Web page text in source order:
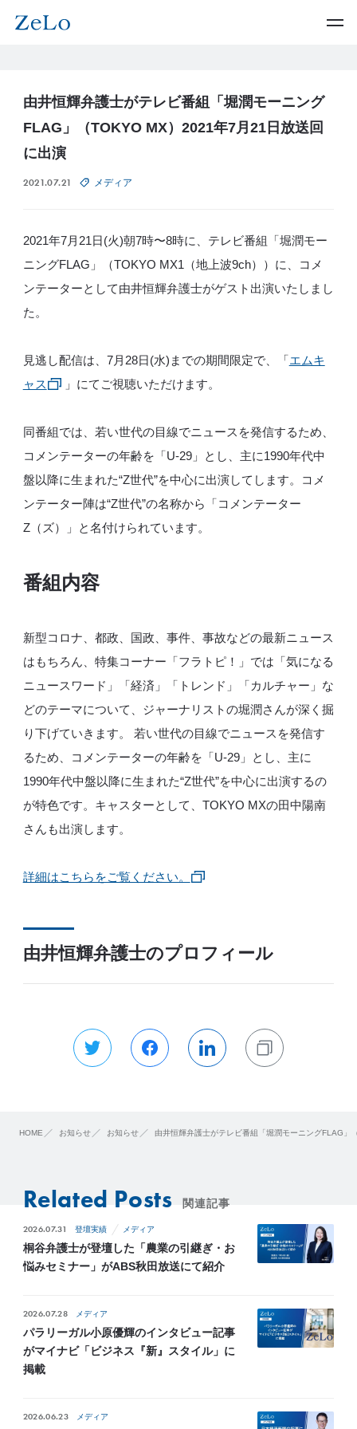
由井恒輝弁護士がテレビ番組「堀潤モーニング
FLAG」（TOKYO MX）2021年7月21日放送回
に出演
2021.07.21 メディア
2021年7月21日(火)朝7時〜8時に、テレビ番組「堀潤モー
ニングFLAG」（TOKYO MX1（地上波9ch） ）に、
コメ
ンテーターとして由井恒輝弁護士がゲスト出演いたしまし
た。
見逃し配信は、7月28日(水)までの期間限定で、「エムキ
ャス
」にてご視聴いただけます。
同番組では、若い世代の目線でニュースを発信するため、
コメンテーターの年齢を「U-29」とし、主に1990年代中
盤以降に生まれた“Z世代”を中心に出演してします。コメ
ンテーター陣は“Z世代”の名称から「コメンテーター
Z（ズ）」と名付けられています。
番組内容
新型コロナ、都政、国政、事件、事故などの最新ニュース
はもちろん、特集コーナー「フラトピ！」では「気になる
ニュースワード」「経済」「トレンド」「カルチャー」な
どのテーマについて、ジャーナリストの堀潤さんが深く掘
り下げていきます。 若い世代の目線でニュースを発信す
るため、コメンテーターの年齢を「U-29」とし、主に
1990年代中盤以降に生まれた“Z世代”を中心に出演するの
が特色です。キャスターとして、TOKYO MXの田中陽南
さんも出演します。
詳細はこちらをご覧ください。
由井恒輝弁護士のプロフィール
HOME お知らせ お知らせ 由井恒輝弁護士がテレビ番組「堀潤モーニングFLAG
Related Posts 関連記事
2026.07.31 登壇実績 メディア
桐谷弁護士が登壇した「農業の引継ぎ・お
悩みセミナー」がABS秋田放送にて紹介
2026.07.28 メディア
パラリーガル小原優輝のインタビュー記事
がマイナビ「ビジネス『新』スタイル」に
掲載
2026.06.23 メディア